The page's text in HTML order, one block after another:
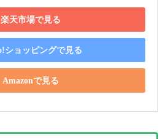
楽天市場で見る
ショッピングで見る
Amazonで見る